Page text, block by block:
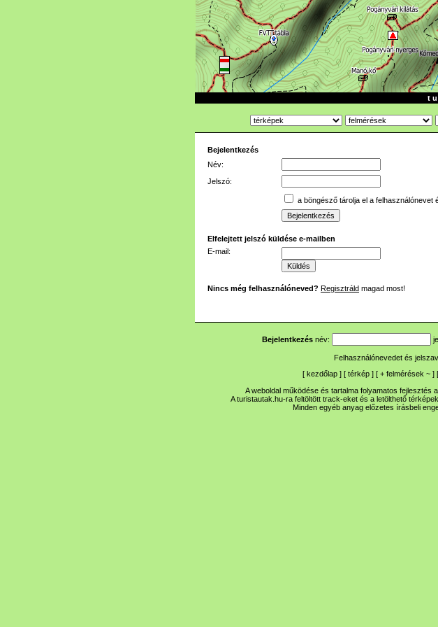
t u
Bejelentkezés
Név:
Jelszó:
a böngésző tárolja el a felhasználónevet
Elfelejtett jelszó küldése e-mailben
E-mail:
Nincs még felhasználóneved? Regisztráld magad most!
Bejelentkezés név:
Felhasználónevedet és
[ kezdőlap ] [ térkép ] [ + felmérések ~ ] [
A weboldal működése és tartalma folyamatos
A turistautak.hu-ra feltöltött track-eket és a letölthető
Minden egyéb anyag előzetes írásbeli